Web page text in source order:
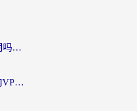
海外党必看：穿梭VPN好用吗？和云帆VPN对比哪个回国效果更好？附真实测评+避坑指南
海外党必看：如何选对国内VPN，实现无缝访问国内资源？